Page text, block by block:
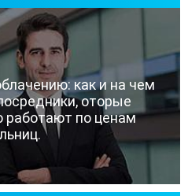
как и на чем
оторые
работают по ценам